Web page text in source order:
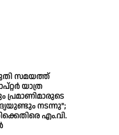
സമയത്ത്
യാത്ര
പ്രമാണിമാരുടെ
നടന്നു";
എം.വി.